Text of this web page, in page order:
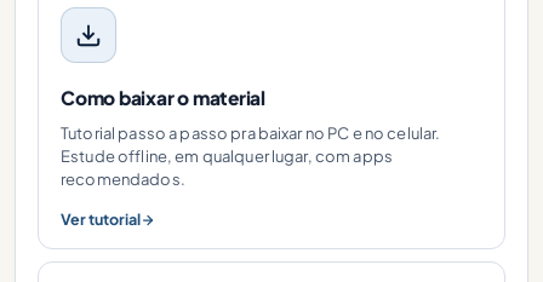
Como baixar o material
Tutorial passo a passo pra baixar no PC e no celular.
Estude offline, em qualquer lugar, com apps
recomendados.
Ver tutorial